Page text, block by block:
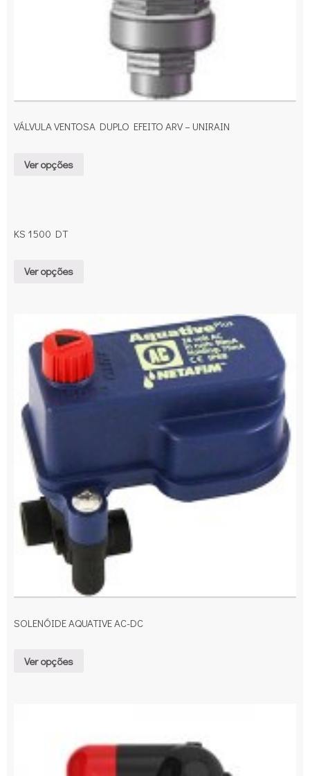
VÁLVULA VENTOSA DUPLO EFEITO ARV – UNIRAIN
Ver opções
KS 1500 DT
Ver opções
SOLENÓIDE AQUATIVE AC-DC
Ver opções